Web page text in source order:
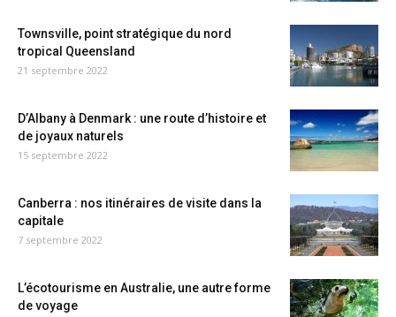
Townsville, point stratégique du nord
tropical Queensland
21 septembre 2022
D’Albany à Denmark : une route d’histoire et
de joyaux naturels
15 septembre 2022
Canberra : nos itinéraires de visite dans la
capitale
7 septembre 2022
L’écotourisme en Australie, une autre forme
de voyage